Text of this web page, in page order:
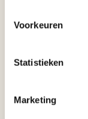
Voorkeuren
Statistieken
Marketing
historische
excursie naar
rotstekeningen
oud. De
Ontbijt en diner is